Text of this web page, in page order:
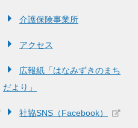
介護保険事業所
アクセス
広報紙「はなみずきのまち
だより」
社協SNS（Facebook）